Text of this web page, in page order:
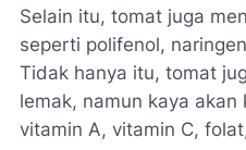
Selain itu, tomat juga
seperti polifenol,
Tidak hanya itu, tomat
lemak, namun kaya
vitamin A, vitamin C,